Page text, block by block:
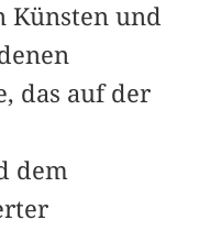
Künsten und
das auf der
dem